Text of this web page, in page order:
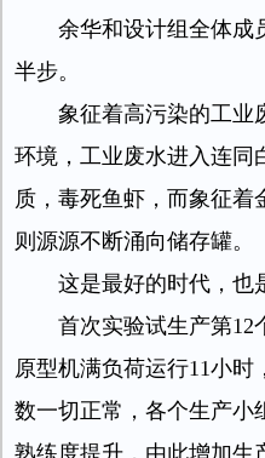
余华和设计组全体成
半步。
象征着高污染的工业
环境，工业废水进入连同
质，毒死鱼虾，而象征着
则源源不断涌向储存罐。
这是最好的时代，也
首次实验试生产第12
原型机满负荷运行11小
数一切正常，各个生产小
熟练度提升，由此增加生